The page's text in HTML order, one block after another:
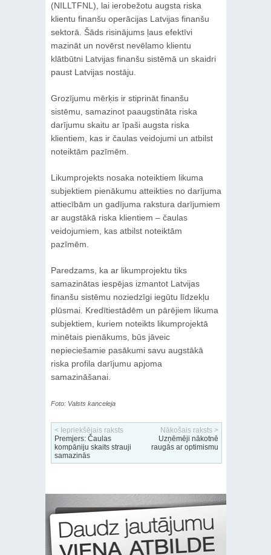
(NILLTFNL), lai ierobežotu augsta riska
klientu finanšu operācijas Latvijas finanšu
sektorā. Šāds risinājums ļaus efektīvi
mazināt un novērst nevēlamo klientu
klātbūtni Latvijas finanšu sistēmā un skaidri
paust Latvijas nostāju.
Grozījumu mērķis ir stiprināt finanšu
sistēmu, samazinot paaugstināta riska
darījumu skaitu ar īpaši augsta riska
klientiem, kas ir čaulas veidojumi un atbilst
noteiktām pazīmēm.
Likumprojekts nosaka noteiktiem likuma
subjektiem pienākumu atteikties no darījuma
attiecībām un gadījuma rakstura darījumiem
ar augstākā riska klientiem – čaulas
veidojumiem, kas atbilst noteiktām
pazīmēm.
Paredzams, ka ar likumprojektu tiks
samazinātas iespējas izmantot Latvijas
finanšu sistēmu noziedzīgi iegūtu līdzekļu
plūsmai. Kredītiestādēm un pārējiem likuma
subjektiem, kuriem noteikts likumprojektā
minētais pienākums, būs jāveic
nepieciešamie pasākumi savu augstākā
riska profila darījumu apjoma
samazināšanai.
Foto: Valsts kanceleja
< Iepriekšējais raksts
Premjers: Čaulas
kompāniju skaits strauji
samazinās
Nākošais raksts >
Uzņēmēji nākotnē
raugās ar optimismu